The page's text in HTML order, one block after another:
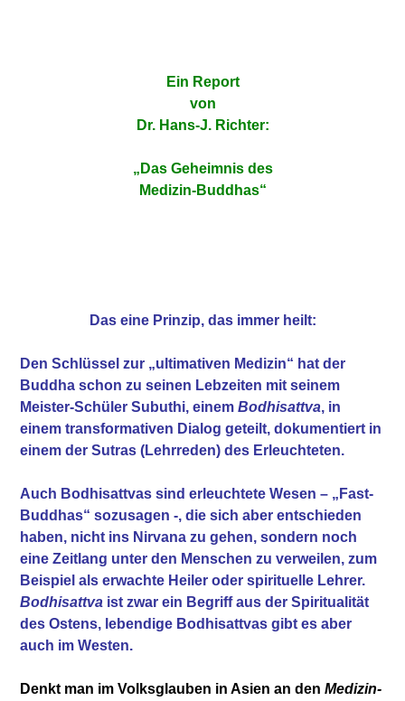
Ein Report
von
Dr. Hans-J. Richter:
„Das Geheimnis des
Medizin-Buddhas“
Das eine Prinzip, das immer heilt:
Den Schlüssel zur „ultimativen Medizin“ hat der
Buddha schon zu seinen Lebzeiten mit seinem
Meister-Schüler Subuthi, einemBodhisattva, in
einem transformativen Dialog geteilt, dokumentiert in
einem der Sutras (Lehrreden) des Erleuchteten.
Auch Bodhisattvas sind erleuchtete Wesen – „Fast-
Buddhas“ sozusagen -, die sich aber entschieden
haben, nicht ins Nirvana zu gehen, sondern noch
eine Zeitlang unter den Menschen zu verweilen, zum
Beispiel als erwachte Heiler oder spirituelle Lehrer.
Bodhisattva ist zwar ein Begriff aus der Spiritualität
des Ostens, lebendige Bodhisattvas gibt es aber
auch im Westen.
Denkt man im Volksglauben in Asien an denMedizin-